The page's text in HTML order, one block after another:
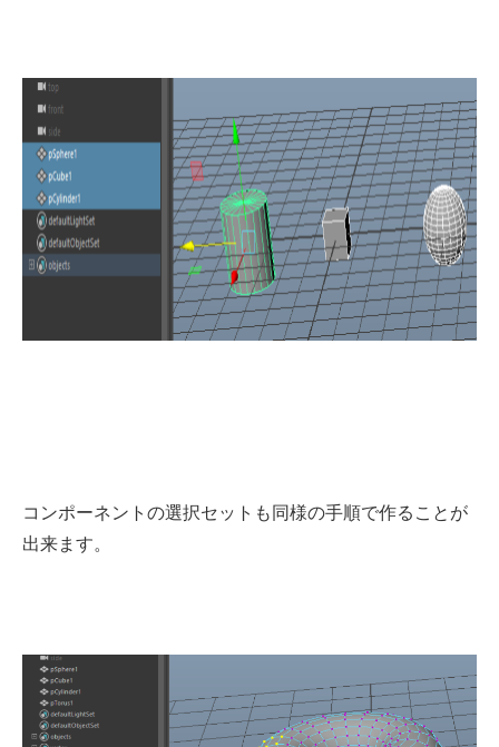
コンポーネントの選択セットも同様の手順で作ることが
出来ます。